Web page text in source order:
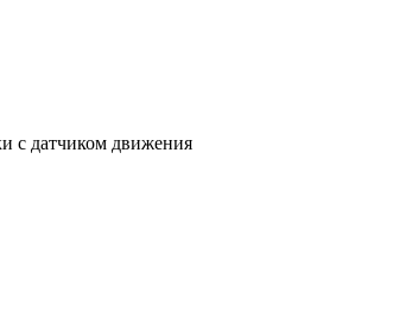
с датчиком движения